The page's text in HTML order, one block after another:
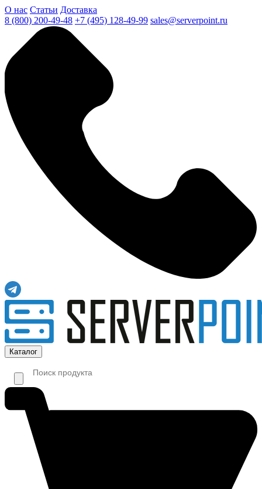
О нас Статьи Доставка
8 (800) 200-49-48 +7 (495) 128-49-99 sales@serverpoint.ru
Каталог